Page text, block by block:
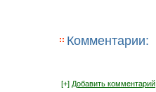
Комментарии:
[+] Добавить комментарий